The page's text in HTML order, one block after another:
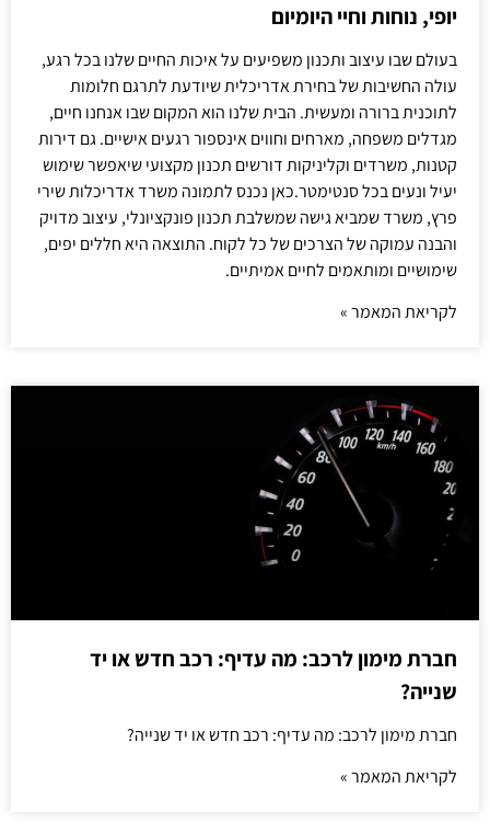
יופי, נוחות וחיי היומיום
בעולם שבו עיצוב ותכנון משפיעים על איכות החיים שלנו בכל רגע,
עולה החשיבות של בחירת אדריכלית שיודעת לתרגם חלומות
לתוכנית ברורה ומעשית. הבית שלנו הוא המקום שבו אנחנו חיים,
מגדלים משפחה, מארחים וחווים אינספור רגעים אישיים. גם דירות
קטנות, משרדים וקליניקות דורשים תכנון מקצועי שיאפשר שימוש
יעיל ונעים בכל סנטימטר.כאן נכנס לתמונה משרד אדריכלות שירי
פרץ, משרד שמביא גישה שמשלבת תכנון פונקציונלי, עיצוב מדויק
והבנה עמוקה של הצרכים של כל לקוח. התוצאה היא חללים יפים,
שימושיים ומותאמים לחיים אמיתיים.
לקריאת המאמר »
חברת מימון לרכב: מה עדיף: רכב חדש או יד
שנייה?
חברת מימון לרכב: מה עדיף: רכב חדש או יד שנייה?
לקריאת המאמר »